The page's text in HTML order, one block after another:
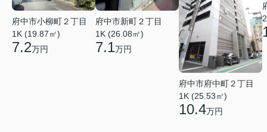
府中市小柳町２丁目
1K (19.87㎡)
7.2万円
府中市新町２丁目
1K (26.08㎡)
7.1万円
府中市府中町２丁目
1K (25.53㎡)
10.4万円